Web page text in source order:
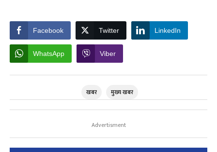
Facebook Twitter LinkedIn
WhatsApp Viber
खबर मुख्य खबर
Advertisment